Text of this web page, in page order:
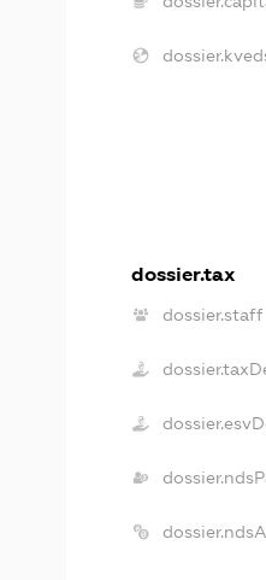
dossier.tax
dossier.staff